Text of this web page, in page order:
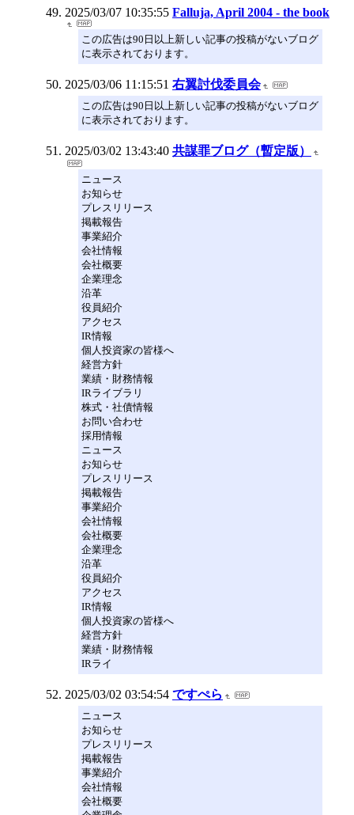
2025/03/07 10:35:55 Falluja, April 2004 - the book
この広告は90日以上新しい記事の投稿がないブログ
に表示されております。
2025/03/06 11:15:51 右翼討伐委員会
この広告は90日以上新しい記事の投稿がないブログ
に表示されております。
2025/03/02 13:43:40 共謀罪ブログ（暫定版）
ニュース
お知らせ
プレスリリース
掲載報告
事業紹介
会社情報
会社概要
企業理念
沿革
役員紹介
アクセス
IR情報
個人投資家の皆様へ
経営方針
業績・財務情報
IRライブラリ
株式・社債情報
お問い合わせ
採用情報
ニュース
お知らせ
プレスリリース
掲載報告
事業紹介
会社情報
会社概要
企業理念
沿革
役員紹介
アクセス
IR情報
個人投資家の皆様へ
経営方針
業績・財務情報
IRライ
2025/03/02 03:54:54 ですぺら
ニュース
お知らせ
プレスリリース
掲載報告
事業紹介
会社情報
会社概要